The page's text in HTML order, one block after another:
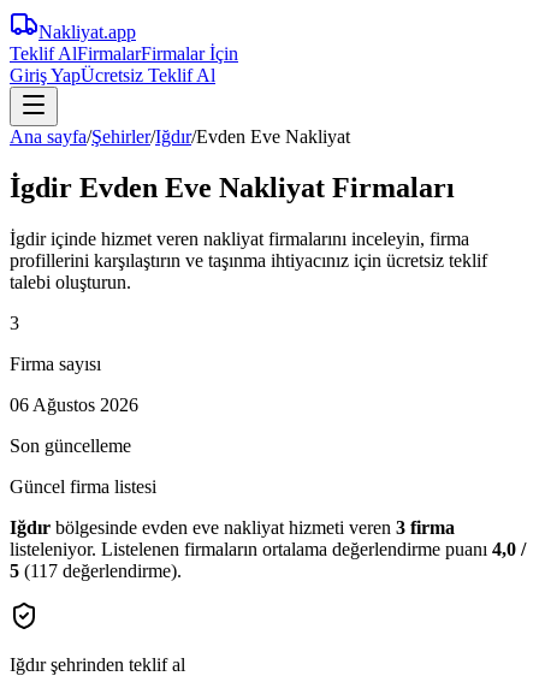
Nakliyat.app
Teklif AlFirmalarFirmalar İçin
Giriş YapÜcretsiz Teklif Al
Ana sayfa/Şehirler/Iğdır/Evden Eve Nakliyat
İgdir Evden Eve Nakliyat Firmaları
İgdir içinde hizmet veren nakliyat firmalarını inceleyin, firma
profillerini karşılaştırın ve taşınma ihtiyacınız için ücretsiz teklif
talebi oluşturun.
3
Firma sayısı
06 Ağustos 2026
Son güncelleme
Güncel firma listesi
Iğdır bölgesinde evden eve nakliyat hizmeti veren 3 firma
listeleniyor. Listelenen firmaların ortalama değerlendirme puanı 4,0 /
5 (117 değerlendirme).
Iğdırşehrinden teklif al